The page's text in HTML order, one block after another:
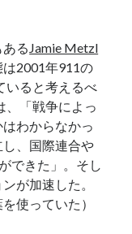
る Jamie Metzl
2001年911の
いると考えるべ
、「戦争によっ
わからなかっ
、国際連合や
できた」。そし
が加速した。
使っていた）